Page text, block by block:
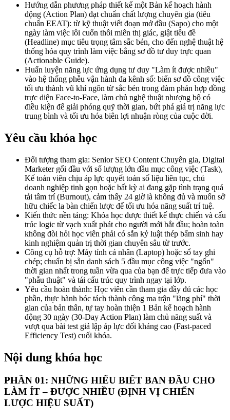
Hướng dẫn phương pháp thiết kế một Bản kế hoạch hành
động (Action Plan) đạt chuẩn chất lượng chuyên gia (tiêu
chuẩn EEAT): từ kỹ thuật viết đoạn mở đầu (Sapo) cho một
ngày làm việc lôi cuốn thôi miên thị giác, giật tiêu đề
(Headline) mục tiêu trọng tâm sắc bén, cho đến nghệ thuật hệ
thống hóa quy trình làm việc bằng sơ đồ tư duy trực quan
(Actionable Guide).
Huấn luyện năng lực ứng dụng tư duy "Làm ít được nhiều"
vào hệ thống phễu vận hành đa kênh số: biến sơ đồ công việc
tối ưu thành vũ khí ngôn từ sắc bén trong đàm phán hợp đồng
trực diện Face-to-Face, làm chủ nghệ thuật nhượng bộ có
điều kiện để giải phóng quỹ thời gian, bứt phá giá trị năng lực
trung bình và tối ưu hóa biên lợi nhuận ròng của cuộc đời.
Yêu cầu khóa học
Đối tượng tham gia: Senior SEO Content Chuyên gia, Digital
Marketer gối đầu với số lượng lớn đầu mục công việc (Task),
Kế toán viên chịu áp lực quyết toán số liệu liên tục, chủ
doanh nghiệp tinh gọn hoặc bất kỳ ai đang gặp tình trạng quá
tải tâm trí (Burnout), cảm thấy 24 giờ là không đủ và muốn sở
hữu chiếc la bàn chiến lược để tối ưu hóa năng suất trí tuệ.
Kiến thức nền tảng: Khóa học được thiết kế thực chiến và cấu
trúc logic từ vạch xuất phát cho người mới bắt đầu; hoàn toàn
không đòi hỏi học viên phải có sẵn kỷ luật thép bẩm sinh hay
kinh nghiệm quản trị thời gian chuyên sâu từ trước.
Công cụ hỗ trợ: Máy tính cá nhân (Laptop) hoặc sổ tay ghi
chép; chuẩn bị sẵn danh sách 5 đầu mục công việc "ngốn"
thời gian nhất trong tuần vừa qua của bạn để trực tiếp đưa vào
"phẫu thuật" và tái cấu trúc quy trình ngay tại lớp.
Yêu cầu hoàn thành: Học viên cần tham gia đầy đủ các học
phần, thực hành bóc tách thành công ma trận "lãng phí" thời
gian của bản thân, tự tay hoàn thiện 1 Bản kế hoạch hành
động 30 ngày (30-Day Action Plan) làm chủ năng suất và
vượt qua bài test giả lập áp lực đối kháng cao (Fast-paced
Efficiency Test) cuối khóa.
Nội dung khóa học
PHẦN 01: NHỮNG HIỂU BIẾT BAN ĐẦU CHO
LÀM ÍT – ĐƯỢC NHIỀU (ĐỊNH VỊ CHIẾN
LƯỢC HIỆU SUẤT)